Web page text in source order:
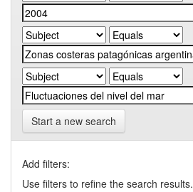
Start a new search
Add filters:
Use filters to refine the search results.